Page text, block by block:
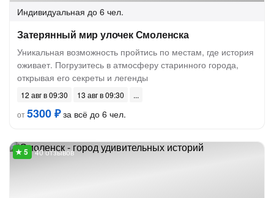
Индивидуальная до 6 чел.
Затерянный мир улочек Смоленска
Уникальная возможность пройтись по местам, где история
оживает. Погрузитесь в атмосферу старинного города,
открывая его секреты и легенды
12 авг в 09:30
13 авг в 09:30
от5300 ₽за всё до 6 чел.
40 отзывов